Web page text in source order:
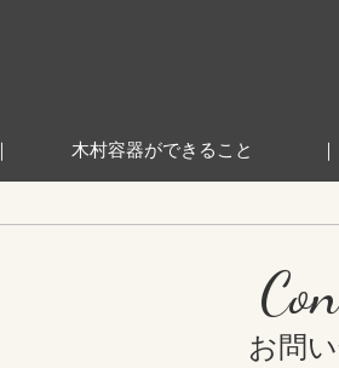
食品包装容器と業務用店
木村容器ができること
お問